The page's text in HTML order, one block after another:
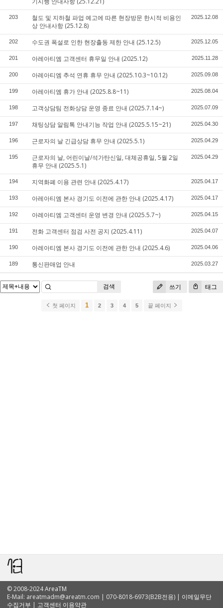
203
철도 및 지하철 파업 예고에 따른 현장방문 한시적 비용인
상 안내사항 (25.12.8)
2025.12.08
202 수도권 폭설로 인한 현장출동 제한 안내 (25.12.5) 2025.12.05
201 아레아티엠 고객센터 휴무일 안내 (2025.12) 2025.11.28
200 아레아티엠 추석 연휴 휴무 안내 (2025.10.3~10.12) 2025.09.08
199 아레아티엠 휴가 안내 (2025.8.8~11) 2025.08.04
198 고객상담팀 전화상담 운영 종료 안내 (2025.7.14~) 2025.07.09
197 채팅상담 알림톡 안내기능 작업 안내 (2025.5.15~21) 2025.04.30
196 근로자의 날 긴급상담 휴무 안내 (2025.5.1) 2025.04.29
195
근로자의 날, 어린이날/석가탄신일, 대체공휴일, 5월 2일
휴무 안내 (2025.5.1)
2025.04.29
194 지역화폐 이용 관련 안내 (2025.4.17) 2025.04.17
193 아레아티엠 본사 경기도 이전에 관한 안내 (2025.4.17) 2025.04.17
192 아레아티엠 고객센터 운영 변경 안내 (2025.5.7~) 2025.04.15
191 전화 고객센터 점검 사전 공지 (2025.4.11) 2025.04.07
190 아레아티엠 본사 경기도 이전에 관한 안내 (2025.4.6) 2025.04.06
189 통신판매업 안내 2025.03.27
쓰기 태그
검색
첫 페이지 1 2 3 4 5 끝 페이지
© 2008-2024AreaTM
E-Mail: areatmadm@areatm.com | 070-8018-6973(B2B전용) | 이메일무단
수집거부 | 고객센터 이용약관